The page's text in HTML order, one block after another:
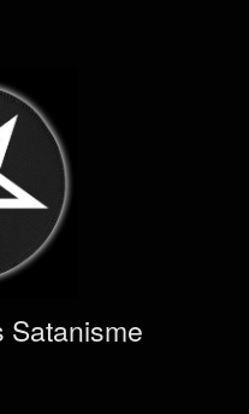
Satanisme